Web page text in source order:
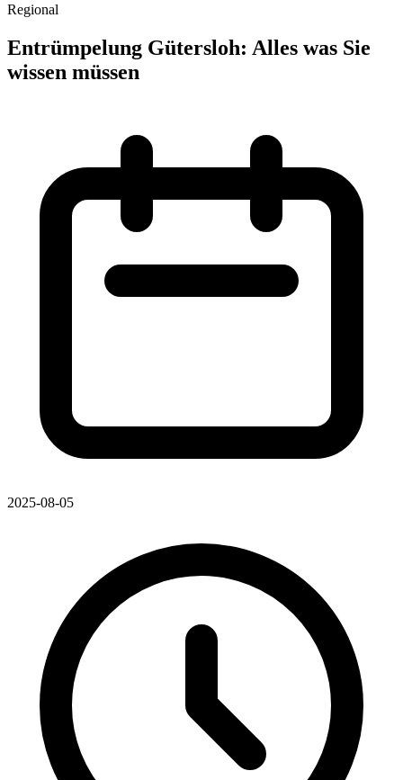
Regional
Entrümpelung Gütersloh: Alles was Sie
wissen müssen
2025-08-05